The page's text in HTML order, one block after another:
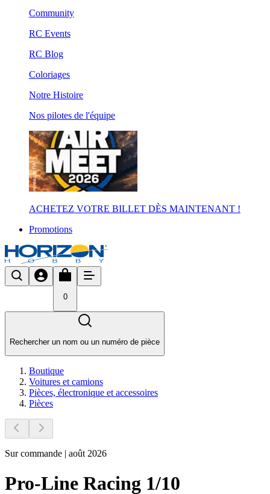
Community
RC Events
RC Blog
Coloriages
Notre Histoire
Nos pilotes de l'équipe
ACHETEZ VOTRE BILLET DÈS MAINTENANT !
Promotions
0
Rechercher un nom ou un numéro de pièce
Boutique
Voitures et camions
Pièces, électronique et accessoires
Pièces
Sur commande | août 2026
Pro-Line Racing 1/10